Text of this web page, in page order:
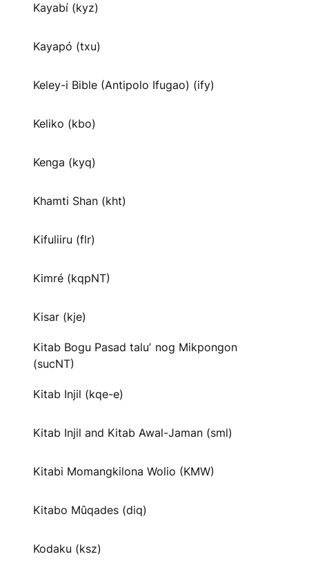
Kayabí (kyz)
Kayapó (txu)
Keley-i Bible (Antipolo Ifugao) (ify)
Keliko (kbo)
Kenga (kyq)
Khamti Shan (kht)
Kifuliiru (flr)
Kimré (kqpNT)
Kisar (kje)
Kitab Bogu Pasad taluʼ nog Mikpongon
(sucNT)
Kitab Injil (kqe-e)
Kitab Injil and Kitab Awal-Jaman (sml)
Kitabi Momangkilona Wolio (KMW)
Kitabo Mûqades (diq)
Kodaku (ksz)